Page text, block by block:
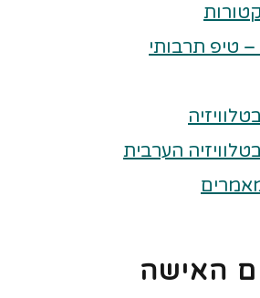
טיפ תרבותי
הערבית
האישה